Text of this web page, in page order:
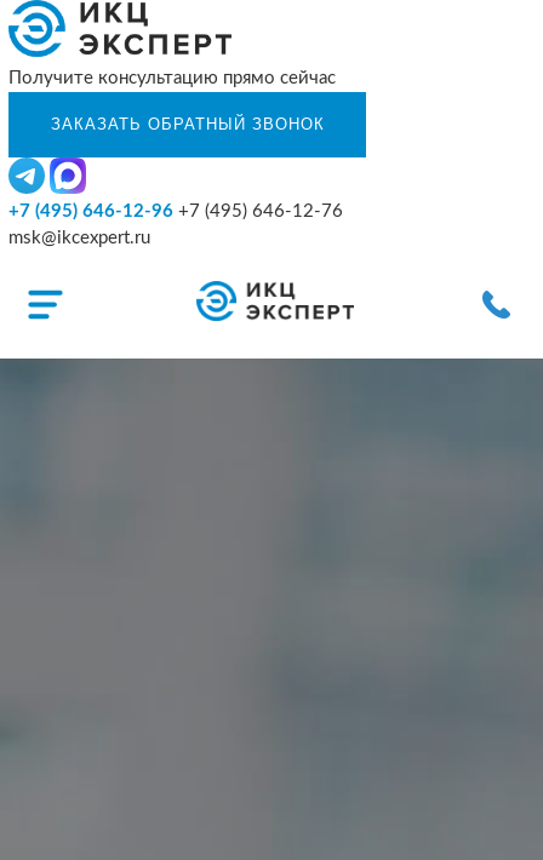
Получите консультацию прямо сейчас
+7 (495) 646-12-96 +7 (495) 646-12-76
msk@ikcexpert.ru